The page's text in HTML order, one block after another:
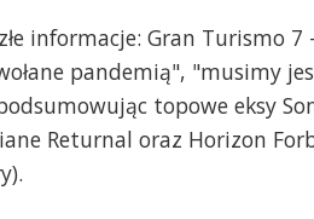
informacje: Gran Turismo
pandemią", "musimy
topowe eksy
Returnal oraz Horizon